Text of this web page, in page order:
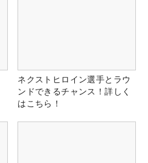
ネクストヒロイン選手とラウ
ンドできるチャンス！詳しく
はこちら！